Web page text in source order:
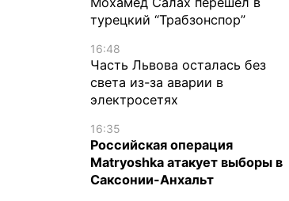
турецкий “Трабзонспор”
16:48
Часть Львова осталась без
света из-за аварии в
электросетях
16:35
Российская операция
Matryoshka атакует выборы в
Саксонии-Анхальт